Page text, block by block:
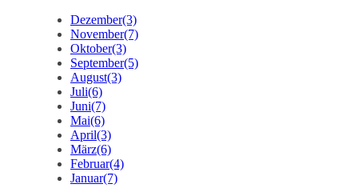
Dezember(3)
November(7)
Oktober(3)
September(5)
August(3)
Juli(6)
Juni(7)
Mai(6)
April(3)
März(6)
Februar(4)
Januar(7)